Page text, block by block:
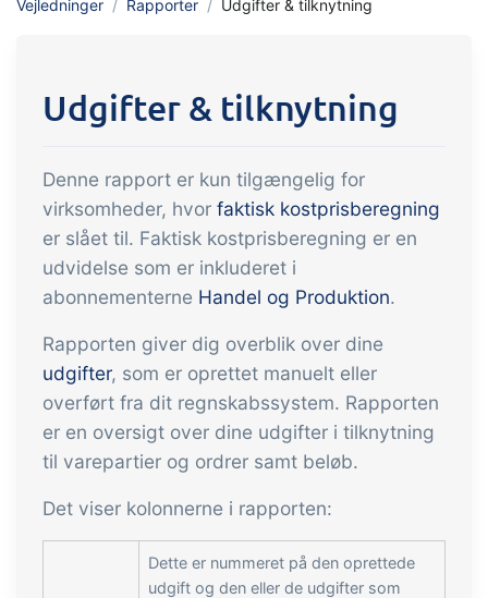
indtjening
forbindelse med handel og produktion
Det skal være nemt at handle sammen.
Automatisér de mange opgaver
forbundet med samhandel
Sporbarhed &
kvalitetsstyring
Få fuld digital sporbarhed og
automatiseret kvalitetsstyring
Certifikater og
økologiregnskab
bæredygtig og certificeret
Vejledninger Rapporter Udgifter & tilknytning
Udgifter & tilknytning
Denne rapport er kun tilgængelig for
virksomheder, hvor faktisk kostprisberegning
er slået til. Faktisk kostprisberegning er en
udvidelse som er inkluderet i
abonnementerne Handel og Produktion.
Rapporten giver dig overblik over dine
udgifter, som er oprettet manuelt eller
overført fra dit regnskabssystem. Rapporten
er en oversigt over dine udgifter i tilknytning
til varepartier og ordrer samt beløb.
Det viser kolonnerne i rapporten:
Dette er nummeret på den oprettede
udgift og den eller de udgifter som